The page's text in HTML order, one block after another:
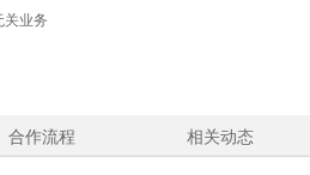
关业务
合作流程 相关动态